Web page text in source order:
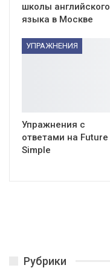
школы английского
языка в Москве
УПРАЖНЕНИЯ
Упражнения с
ответами на Future
Simple
Рубрики